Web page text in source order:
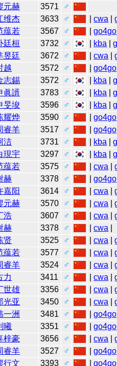
元赫 3571
♂
维杰 3633 ♂ |cwa |
蕴若 3567 ♂ |go4go
廷桓 3732 ♂ kba |
昱廷 3672 ♂ |cwa |
越 3572 ♂ |go4go
志錫 3572 ♂ kba |
眞諝 3783 ♂ kba |
旻埈 3596 ♂ kba |
耀烨 3590 ♂ |go4go
睿羊 3517 ♂ |go4go
洁 3731 ♂ kba |
現宇 3297 ♂ kba |
蕴若 3575 ♂ |cwa |
赫 3378 ♂ |go4go
嘉阳 3614 ♂ |cwa |
元赫 3570 ♂ |cwa |
浩 3607 ♂ |cwa |
赫 3378 ♂ |cwa
贤 3525 ♂ |cwa |
蕴若 3577 ♂ |cwa |
睿羊 3524 ♂ |cwa |
力 3411 ♂ |cwa |
世雄 3356 ♂ |cwa |
光亚 3450 ♂ |cwa |
一洲 3481 ♂ |go4go
曦 3351 ♂ |go4go
梓豪 3656 ♂ |cwa |
睿羊 3527 ♂ |go4go
行文 3393 ♂ |go4go